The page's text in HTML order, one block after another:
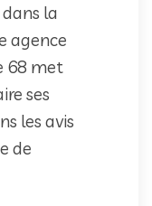
la
agence
68 met
ses
les avis
de